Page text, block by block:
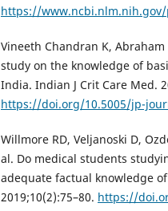
https://
Vineeth Chandran K,
study on the knowledge of
India. Indian J Crit Care Med.
https://doi.org/10.5005/jp-
Willmore RD, Veljanoski D,
al. Do medical students
adequate factual knowledge
2019;10(2):75–80. https://